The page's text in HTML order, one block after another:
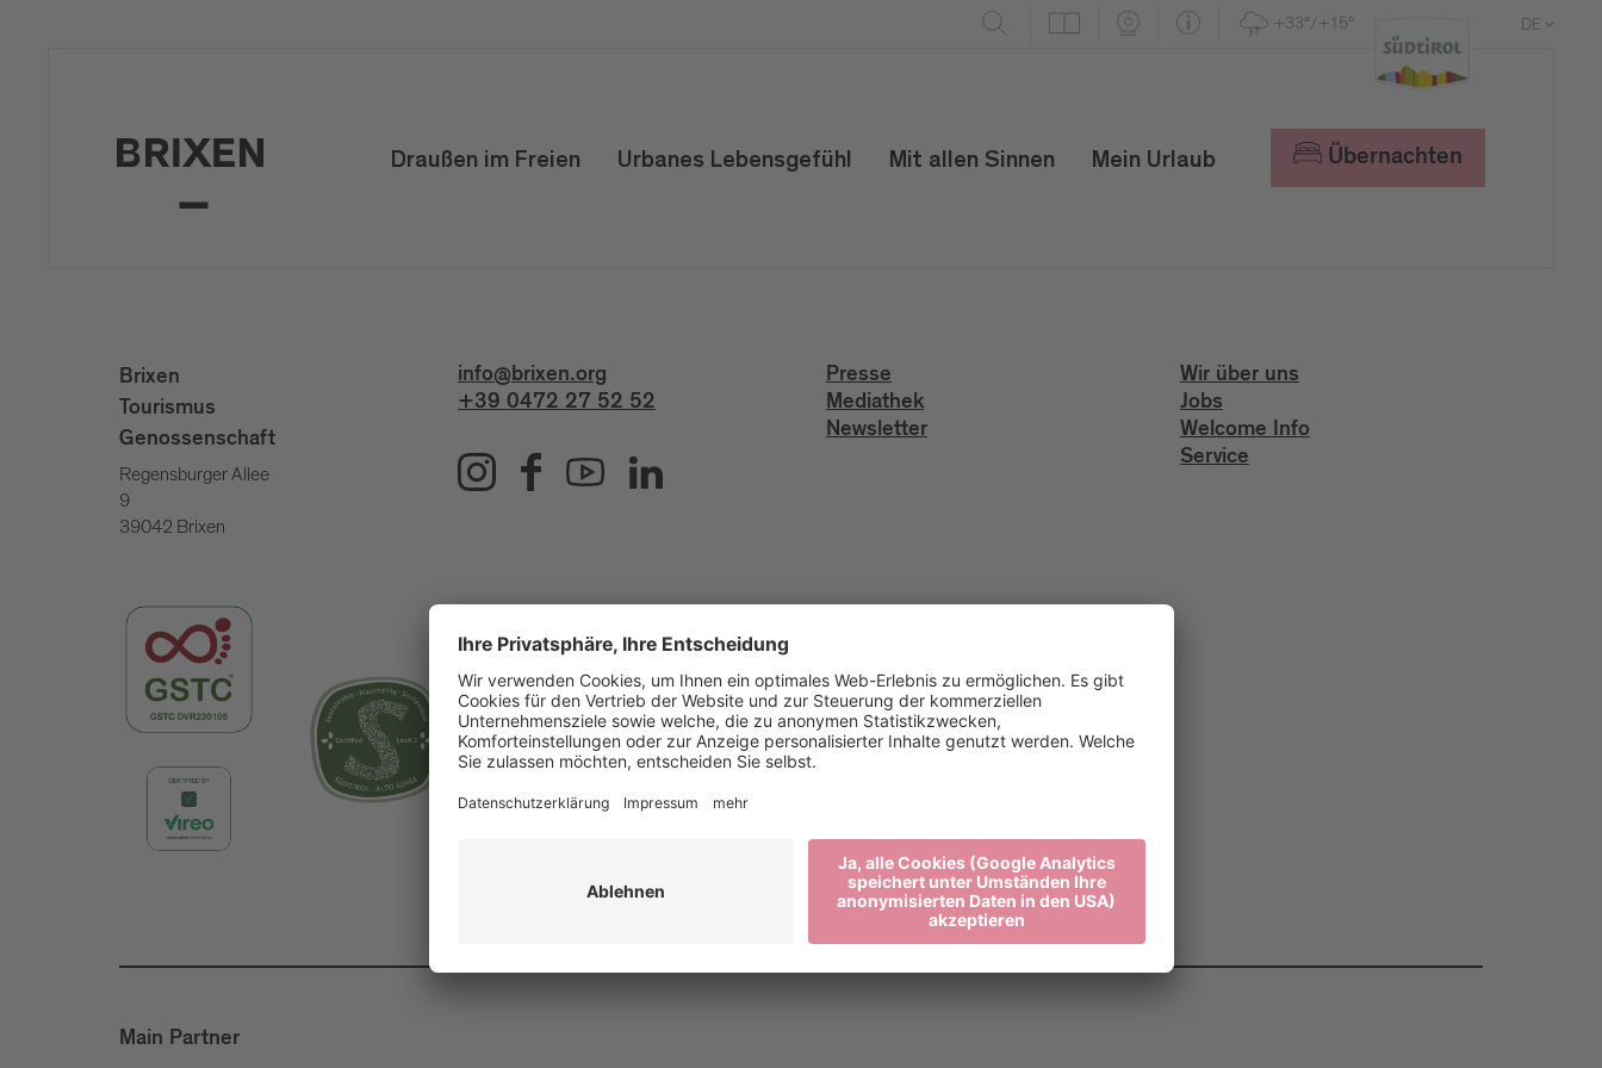
+33°/+15° DE
Draußen im Freien Urbanes Lebensgefühl Mit allen Sinnen Mein Urlaub Übernachten
Brixen
Tourismus
Genossenschaft
Regensburger Allee
9
39042 Brixen
info@brixen.org
+39 0472 27 52 52
Presse
Mediathek
Newsletter
Wir über uns
Jobs
Welcome Info
Service
Main Partner